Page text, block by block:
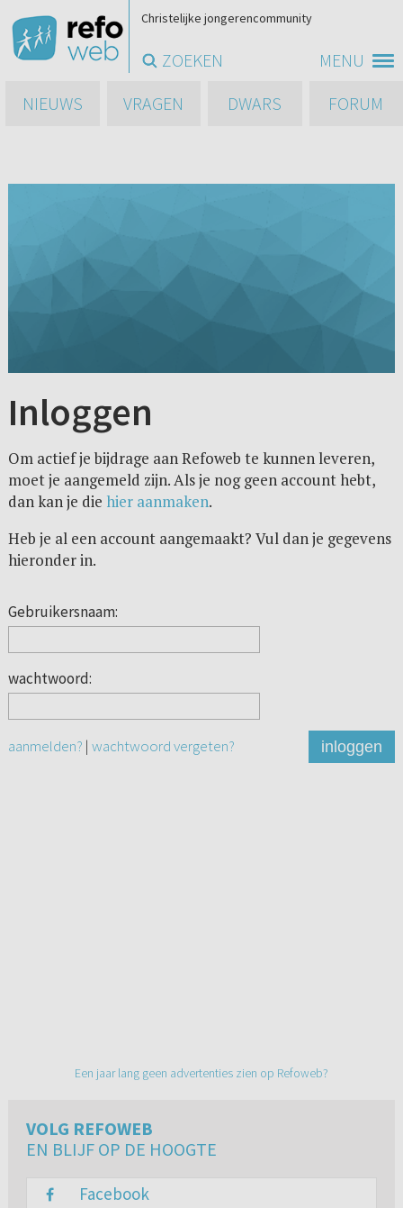
MENU
Christelijke jongerencommunity
ZOEKEN
NIEUWS
VRAGEN DWARS FORUM
Inloggen
Om actief je bijdrage aan Refoweb te kunnen leveren,
moet je aangemeld zijn. Als je nog geen account hebt,
dan kan je die hier aanmaken.
Heb je al een account aangemaakt? Vul dan je gegevens
hieronder in.
Gebruikersnaam:
wachtwoord:
aanmelden? | wachtwoord vergeten? inloggen
Een jaar lang geen advertenties zien op Refoweb?
VOLG REFOWEB
EN BLIJF OP DE HOOGTE
Facebook